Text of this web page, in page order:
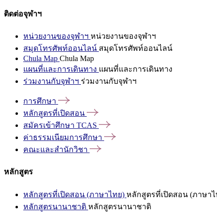
ติดต่อจุฬาฯ
หน่วยงานของจุฬาฯ หน่วยงานของจุฬาฯ
สมุดโทรศัพท์ออนไลน์ สมุดโทรศัพท์ออนไลน์
Chula Map Chula Map
แผนที่และการเดินทาง แผนที่และการเดินทาง
ร่วมงานกับจุฬาฯ ร่วมงานกับจุฬาฯ
การศึกษา
หลักสูตรที่เปิดสอน
สมัครเข้าศึกษา TCAS
ค่าธรรมเนียมการศึกษา
คณะและสำนักวิชา
หลักสูตร
หลักสูตรที่เปิดสอน (ภาษาไทย) หลักสูตรที่เปิดสอน (ภาษาไ
หลักสูตรนานาชาติ หลักสูตรนานาชาติ